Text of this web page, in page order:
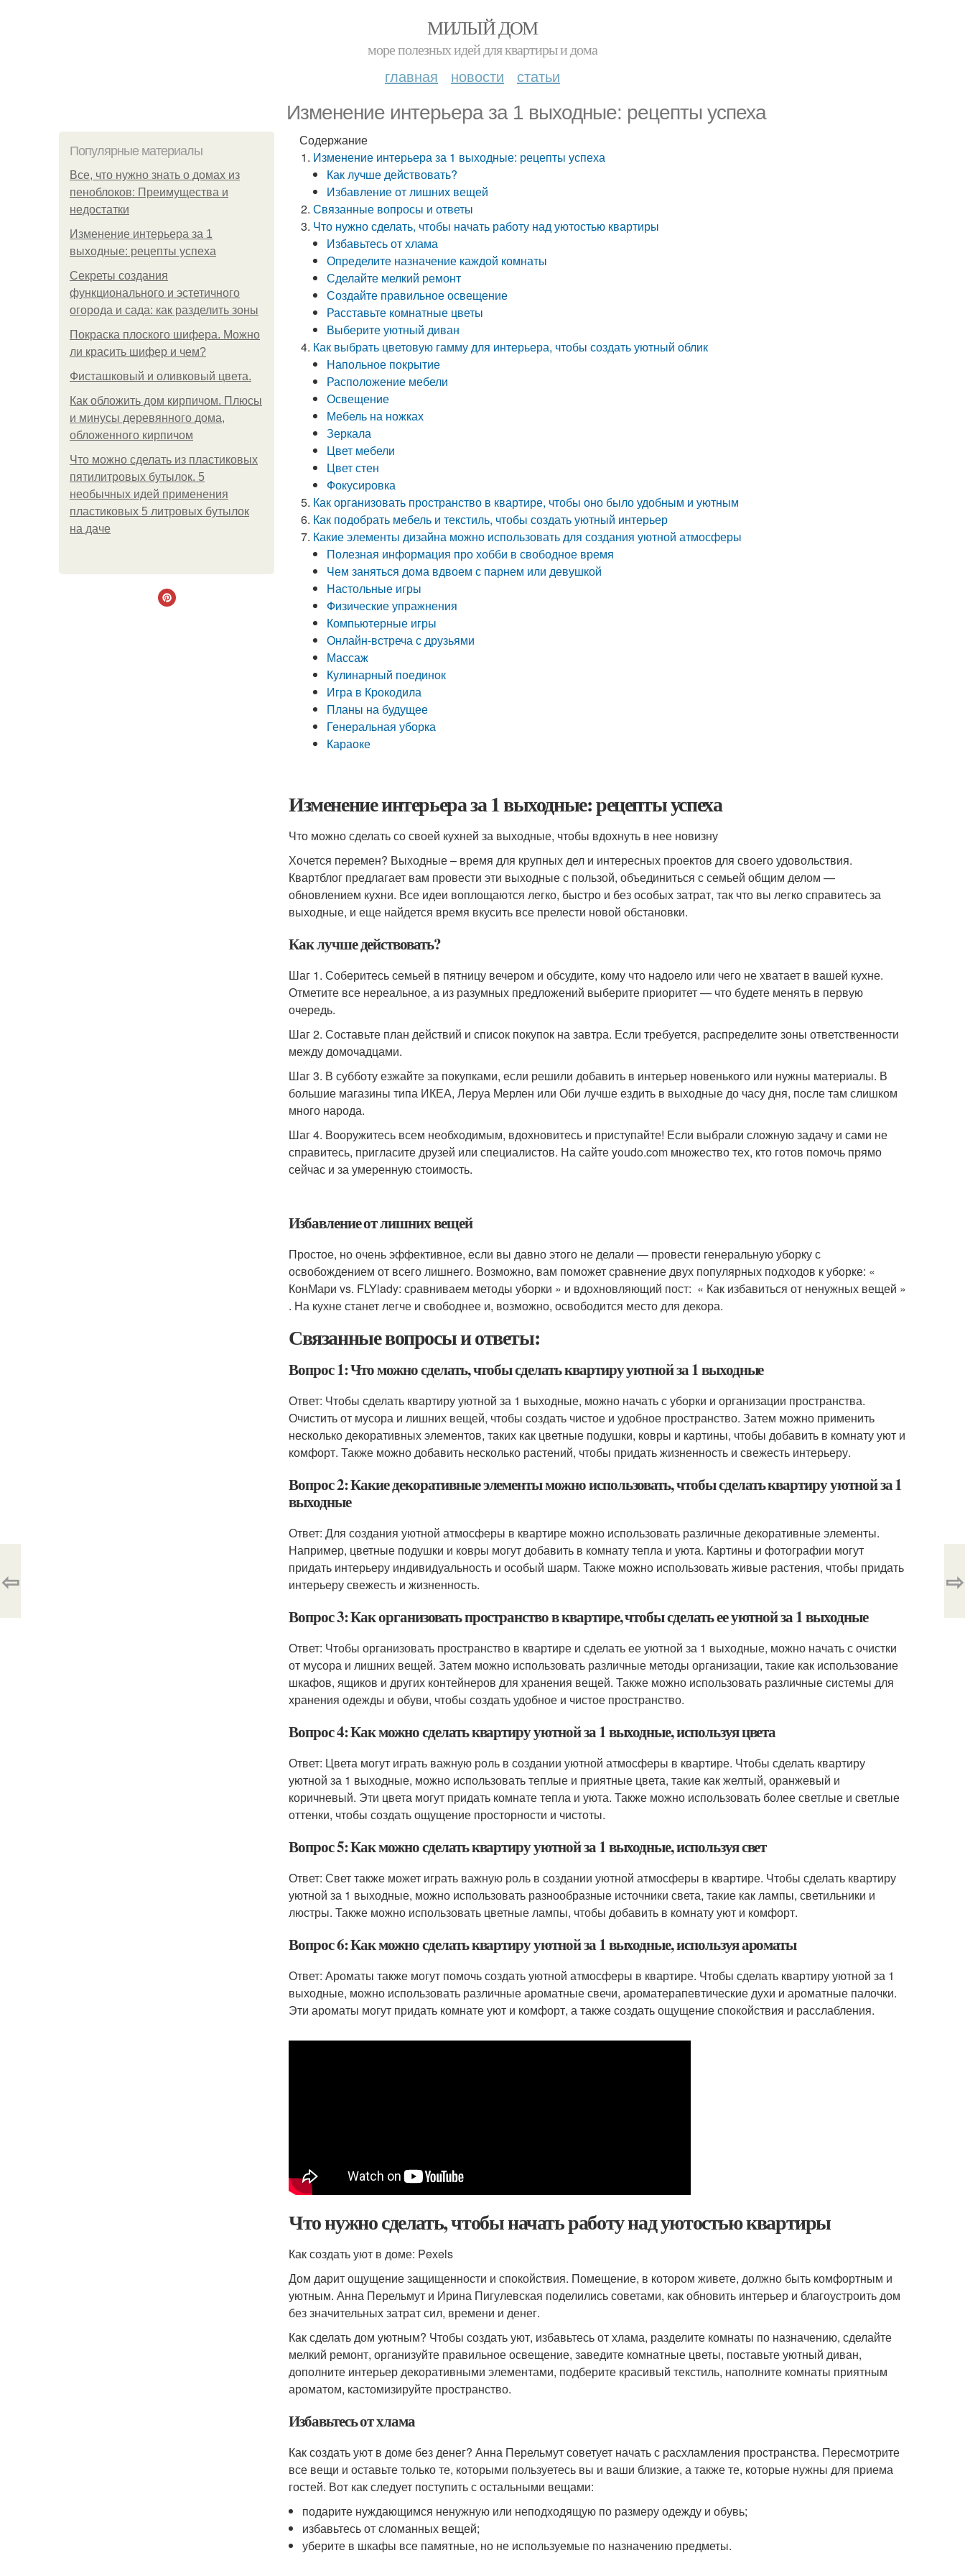
МИЛЫЙ ДОМ
море полезных идей для квартиры и дома
главная новости статьи
Изменение интерьера за 1 выходные: рецепты успеха
Популярные материалы
Все, что нужно знать о домах из
пеноблоков: Преимущества и
недостатки
Изменение интерьера за 1
выходные: рецепты успеха
Секреты создания
функционального и эстетичного
огорода и сада: как разделить зоны
Покраска плоского шифера. Можно
ли красить шифер и чем?
Фисташковый и оливковый цвета.
Как обложить дом кирпичом. Плюсы
и минусы деревянного дома,
обложенного кирпичом
Что можно сделать из пластиковых
пятилитровых бутылок. 5
необычных идей применения
пластиковых 5 литровых бутылок
на даче
Содержание
Изменение интерьера за 1 выходные: рецепты успеха
Как лучше действовать?
Избавление от лишних вещей
Связанные вопросы и ответы
Что нужно сделать, чтобы начать работу над уютостью квартиры
Избавьтесь от хлама
Определите назначение каждой комнаты
Сделайте мелкий ремонт
Создайте правильное освещение
Расставьте комнатные цветы
Выберите уютный диван
Как выбрать цветовую гамму для интерьера, чтобы создать уютный облик
Напольное покрытие
Расположение мебели
Освещение
Мебель на ножках
Зеркала
Цвет мебели
Цвет стен
Фокусировка
Как организовать пространство в квартире, чтобы оно было удобным и уютным
Как подобрать мебель и текстиль, чтобы создать уютный интерьер
Какие элементы дизайна можно использовать для создания уютной атмосферы
Полезная информация про хобби в свободное время
Чем заняться дома вдвоем с парнем или девушкой
Настольные игры
Физические упражнения
Компьютерные игры
Онлайн-встреча с друзьями
Массаж
Кулинарный поединок
Игра в Крокодила
Планы на будущее
Генеральная уборка
Караоке
Изменение интерьера за 1 выходные: рецепты успеха
Что можно сделать со своей кухней за выходные, чтобы вдохнуть в нее новизну
Хочется перемен? Выходные – время для крупных дел и интересных проектов для своего удовольствия.
Квартблог предлагает вам провести эти выходные с пользой, объединиться с семьей общим делом —
обновлением кухни. Все идеи воплощаются легко, быстро и без особых затрат, так что вы легко справитесь за
выходные, и еще найдется время вкусить все прелести новой обстановки.
Как лучше действовать?
Шаг 1. Соберитесь семьей в пятницу вечером и обсудите, кому что надоело или чего не хватает в вашей кухне.
Отметите все нереальное, а из разумных предложений выберите приоритет — что будете менять в первую
очередь.
Шаг 2. Составьте план действий и список покупок на завтра. Если требуется, распределите зоны ответственности
между домочадцами.
Шаг 3. В субботу езжайте за покупками, если решили добавить в интерьер новенького или нужны материалы. В
большие магазины типа ИКЕА, Леруа Мерлен или Оби лучше ездить в выходные до часу дня, после там слишком
много народа.
Шаг 4. Вооружитесь всем необходимым, вдохновитесь и приступайте! Если выбрали сложную задачу и сами не
справитесь, пригласите друзей или специалистов. На сайте youdo.com множество тех, кто готов помочь прямо
сейчас и за умеренную стоимость.
Избавление от лишних вещей
Простое, но очень эффективное, если вы давно этого не делали — провести генеральную уборку с
освобождением от всего лишнего. Возможно, вам поможет сравнение двух популярных подходов к уборке: «
КонМари vs. FLYlady: сравниваем методы уборки » и вдохновляющий пост: « Как избавиться от ненужных вещей »
. На кухне станет легче и свободнее и, возможно, освободится место для декора.
Связанные вопросы и ответы:
Вопрос 1: Что можно сделать, чтобы сделать квартиру уютной за 1 выходные
Ответ: Чтобы сделать квартиру уютной за 1 выходные, можно начать с уборки и организации пространства.
Очистить от мусора и лишних вещей, чтобы создать чистое и удобное пространство. Затем можно применить
несколько декоративных элементов, таких как цветные подушки, ковры и картины, чтобы добавить в комнату уют и
комфорт. Также можно добавить несколько растений, чтобы придать жизненность и свежесть интерьеру.
Вопрос 2: Какие декоративные элементы можно использовать, чтобы сделать квартиру уютной за 1
выходные
Ответ: Для создания уютной атмосферы в квартире можно использовать различные декоративные элементы.
Например, цветные подушки и ковры могут добавить в комнату тепла и уюта. Картины и фотографии могут
придать интерьеру индивидуальность и особый шарм. Также можно использовать живые растения, чтобы придать
интерьеру свежесть и жизненность.
Вопрос 3: Как организовать пространство в квартире, чтобы сделать ее уютной за 1 выходные
Ответ: Чтобы организовать пространство в квартире и сделать ее уютной за 1 выходные, можно начать с очистки
от мусора и лишних вещей. Затем можно использовать различные методы организации, такие как использование
шкафов, ящиков и других контейнеров для хранения вещей. Также можно использовать различные системы для
хранения одежды и обуви, чтобы создать удобное и чистое пространство.
Вопрос 4: Как можно сделать квартиру уютной за 1 выходные, используя цвета
Ответ: Цвета могут играть важную роль в создании уютной атмосферы в квартире. Чтобы сделать квартиру
уютной за 1 выходные, можно использовать теплые и приятные цвета, такие как желтый, оранжевый и
коричневый. Эти цвета могут придать комнате тепла и уюта. Также можно использовать более светлые и светлые
оттенки, чтобы создать ощущение просторности и чистоты.
Вопрос 5: Как можно сделать квартиру уютной за 1 выходные, используя свет
Ответ: Свет также может играть важную роль в создании уютной атмосферы в квартире. Чтобы сделать квартиру
уютной за 1 выходные, можно использовать разнообразные источники света, такие как лампы, светильники и
люстры. Также можно использовать цветные лампы, чтобы добавить в комнату уют и комфорт.
Вопрос 6: Как можно сделать квартиру уютной за 1 выходные, используя ароматы
Ответ: Ароматы также могут помочь создать уютной атмосферы в квартире. Чтобы сделать квартиру уютной за 1
выходные, можно использовать различные ароматные свечи, ароматерапевтические духи и ароматные палочки.
Эти ароматы могут придать комнате уют и комфорт, а также создать ощущение спокойствия и расслабления.
Что нужно сделать, чтобы начать работу над уютостью квартиры
Как создать уют в доме: Pexels
Дом дарит ощущение защищенности и спокойствия. Помещение, в котором живете, должно быть комфортным и
уютным. Анна Перельмут и Ирина Пигулевская поделились советами, как обновить интерьер и благоустроить дом
без значительных затрат сил, времени и денег.
Как сделать дом уютным? Чтобы создать уют, избавьтесь от хлама, разделите комнаты по назначению, сделайте
мелкий ремонт, организуйте правильное освещение, заведите комнатные цветы, поставьте уютный диван,
дополните интерьер декоративными элементами, подберите красивый текстиль, наполните комнаты приятным
ароматом, кастомизируйте пространство.
Избавьтесь от хлама
Как создать уют в доме без денег? Анна Перельмут советует начать с расхламления пространства. Пересмотрите
все вещи и оставьте только те, которыми пользуетесь вы и ваши близкие, а также те, которые нужны для приема
гостей. Вот как следует поступить с остальными вещами:
подарите нуждающимся ненужную или неподходящую по размеру одежду и обувь;
избавьтесь от сломанных вещей;
уберите в шкафы все памятные, но не используемые по назначению предметы.
⇦ ⇨